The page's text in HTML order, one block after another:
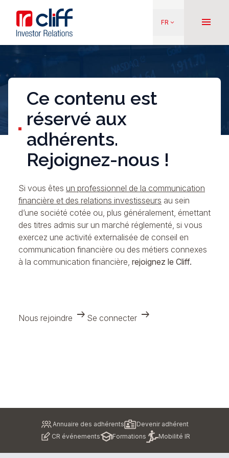
contenu
principal
Aller directement au contenu
FR keyboard_arrow_down menu
Ce contenu est
réservé aux
adhérents.
Rejoignez-nous !
Si vous êtes un professionnel de la communication
financière et des relations investisseurs au sein
d’une société cotée ou, plus généralement, émettant
des titres admis sur un marché réglementé, si vous
exercez une activité externalisée de conseil en
communication financière ou des métiers connexes
à la communication financière, rejoignez le Cliff.
Nous rejoindre arrow_right_alt Se connecter arrow_right_alt
Annuaire des adhérents
Devenir adhérent
CR événements
Formations Mobilité IR